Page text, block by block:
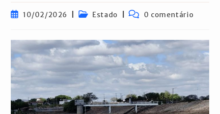
Post10/02/2026
Categoria
Estado
Comentários
0 comentário